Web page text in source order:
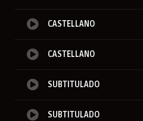
CASTELLANO
CASTELLANO
SUBTITULADO
SUBTITULADO